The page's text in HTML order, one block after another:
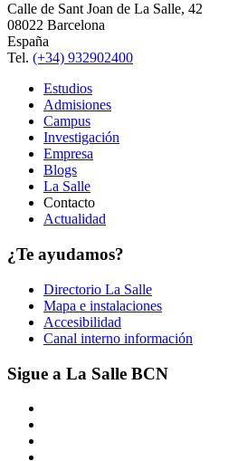
Calle de Sant Joan de La Salle, 42
08022 Barcelona
España
Tel. (+34) 932902400
Estudios
Admisiones
Campus
Investigación
Empresa
Blogs
La Salle
Contacto
Actualidad
¿Te ayudamos?
Directorio La Salle
Mapa e instalaciones
Accesibilidad
Canal interno información
Sigue a La Salle BCN